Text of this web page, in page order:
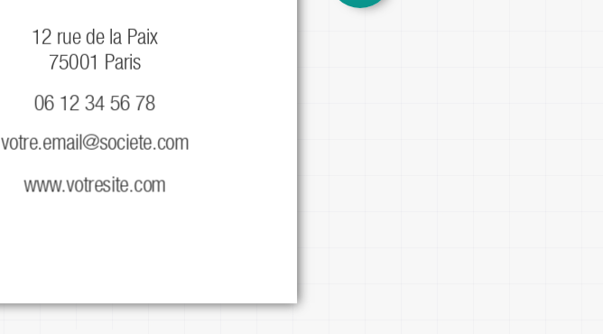
votre.email@societe.com
www.votresite.com
12 rue de la Paix
75001 Paris
06 12 34 56 78
instagram.com/mypage